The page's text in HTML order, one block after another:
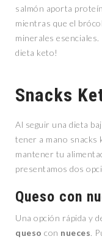
salmón aporta
mientras que el
minerales
dieta keto!
Snacks
Al seguir una dieta
tener a mano snacks
mantener tu
presentamos dos
Queso con
Una opción rápida y
queso con nueces.